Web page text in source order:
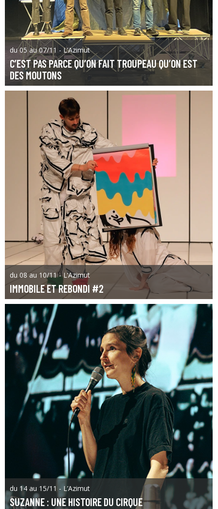
du 05 au 07/11 - L’Azimut
C’EST PAS PARCE QU’ON FAIT TROUPEAU QU’ON EST
DES MOUTONS
du 08 au 10/11 - L’Azimut
IMMOBILE ET REBONDI #2
du 14 au 15/11 - L’Azimut
SUZANNE : UNE HISTOIRE DU CIRQUE